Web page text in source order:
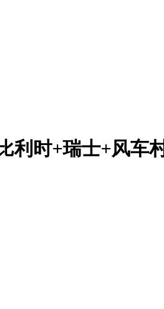
时+瑞士+风车